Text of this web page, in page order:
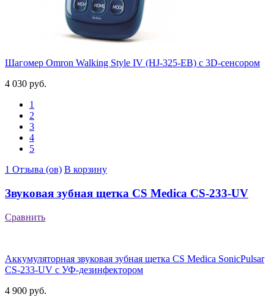
Шагомер Omron Walking Style IV (HJ-325-EB) с 3D-сенсором
4 030 руб.
1
2
3
4
5
1 Отзыва (ов) В корзину
Звуковая зубная щетка CS Medica CS-233-UV
Сравнить
Аккумуляторная звуковая зубная щетка CS Medica SonicPulsar
CS-233-UV с УФ-дезинфектором
4 900 руб.